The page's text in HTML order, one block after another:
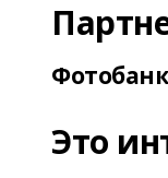
Это